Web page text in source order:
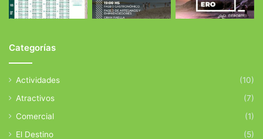
Categorías
Actividades
(10)
Atractivos
(7)
Comercial
(1)
El Destino
(5)